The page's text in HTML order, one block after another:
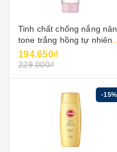
Tinh chất chống nắng
tone trắng hồng tự nhiên
kosé suncut 80g
194.650₫
229.000₫
-15%